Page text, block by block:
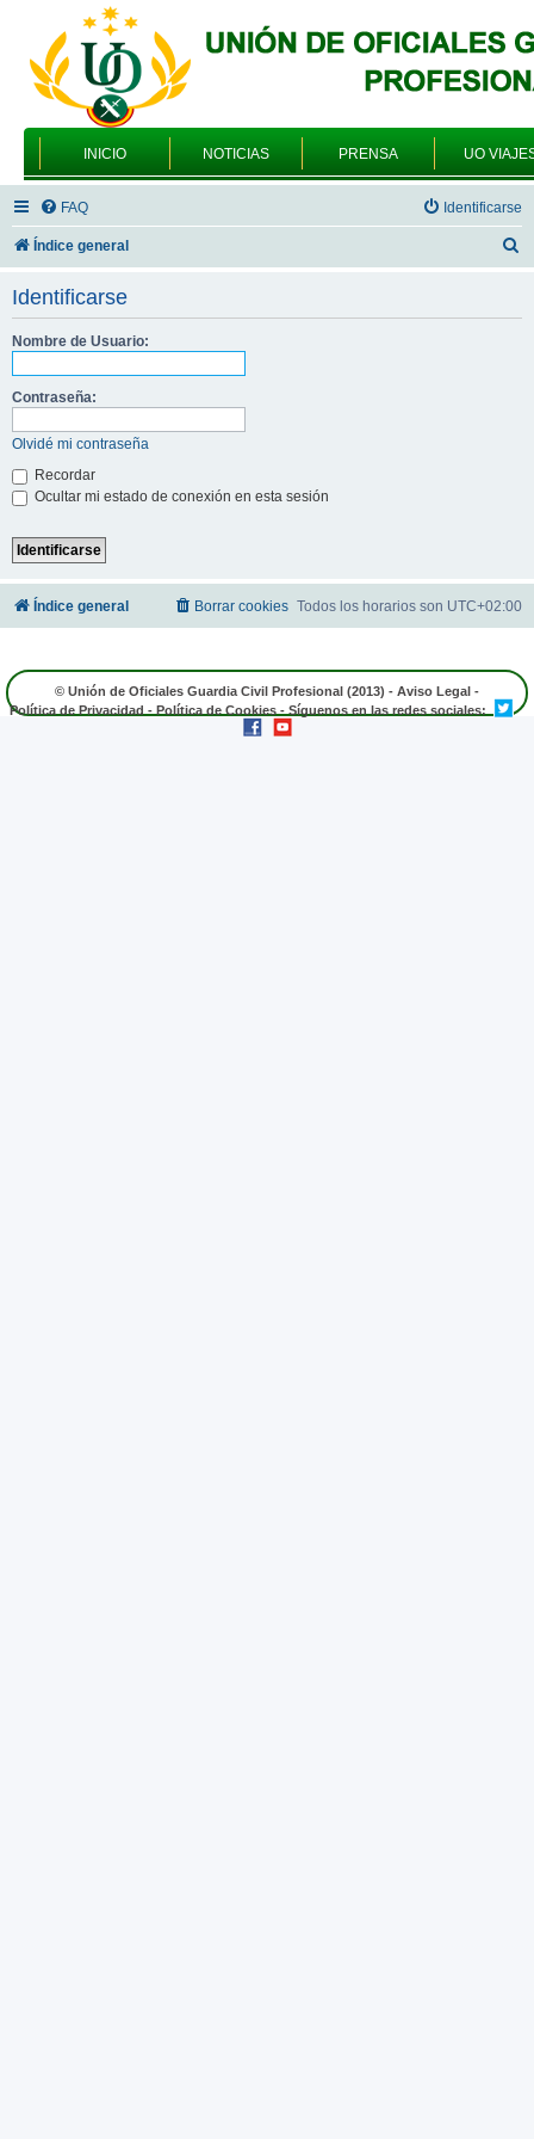
INICIO NOTICIAS PRENSA UO
FAQ Identificarse
Índice general
Identificarse
Nombre de Usuario:
Contraseña:
Olvidé mi contraseña
Recordar
Ocultar mi estado de conexión en esta sesión
Índice general Todos los horarios son UTC+02:00
Borrar cookies
© Unión de Oficiales Guardia Civil Profesional (2013) - Aviso Legal -
Política de Privacidad - Política de Cookies - Síguenos en las redes sociales: